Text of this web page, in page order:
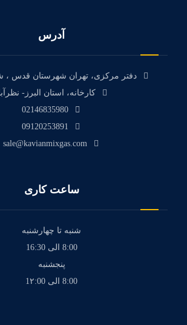
آدرس
دفتر مرکزی، تهران شهرستان قدس ،
کارخانه، استان البرز-
02146835980
09120253891
sale@kavianmixgas.com
ساعت کاری
شنبه تا چهارشنبه
8:00 الی 16:30
پنجشنبه
8:00 الی 1۲:00